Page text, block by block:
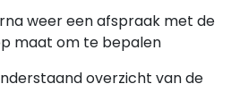
weer een afspraak met de
maat om te bepalen
overzicht van de